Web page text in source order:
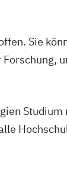
Sie
Studium